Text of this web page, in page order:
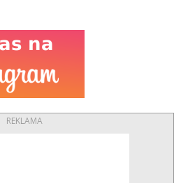
REKLAMA